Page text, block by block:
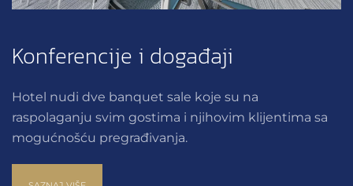
Konferencije i događaji
Hotel nudi dve banquet sale koje su na
raspolaganju svim gostima i njihovim klijentima sa
mogućnošću pregrađivanja.